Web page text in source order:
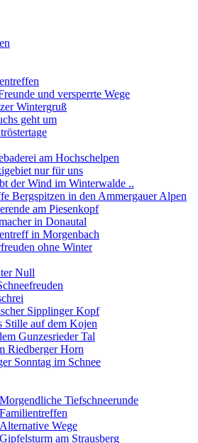
und versperrte Wege
Wintergruß
geht um
am Hochschelpen
nur für uns
der Wind im Winterwalde ..
Bergspitzen in den Ammergauer Alpen
am Piesenkopf
in Donautal
in Morgenbach
ohne Winter
Null
Sipplinger Kopf
Stille auf dem Kojen
Gunzesrieder Tal
Riedberger Horn
Sonntag im Schnee
Morgendliche Tiefschneerunde
Familientreffen
Alternative Wege
Gipfelsturm am Strausberg